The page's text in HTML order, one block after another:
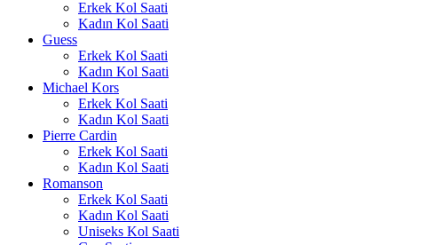
Erkek Kol Saati
Kadın Kol Saati
Guess
Erkek Kol Saati
Kadın Kol Saati
Michael Kors
Erkek Kol Saati
Kadın Kol Saati
Pierre Cardin
Erkek Kol Saati
Kadın Kol Saati
Romanson
Erkek Kol Saati
Kadın Kol Saati
Uniseks Kol Saati